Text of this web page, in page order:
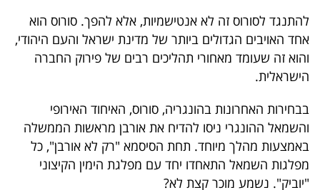
להתנגד לסורוס זה לא אנטישמיות, אלא להפך. סורוס הוא
אחד האויבים הגדולים ביותר של מדינת ישראל והעם היהודי,
והוא זה שעומד מאחורי תהליכים רבים של פירוק החברה
הישראלית.
בבחירות האחרונות בהונגריה, סורוס, האיחוד האירופי
והשמאל ההונגרי ניסו להדיח את אורבן מראשות הממשלה
באמצעות מהלך מיוחד. תחת הסיסמא "רק לא אורבן", כל
מפלגות השמאל התאחדו יחד עם מפלגת הימין הקיצוני
"יוביק". נשמע מוכר קצת לא?